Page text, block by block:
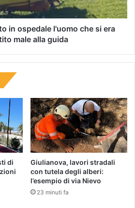
in ospedale l'uomo che si era
male alla guida
di
Giulianova, lavori stradali
con tutela degli alberi:
l’esempio di via Nievo
23 minuti fa